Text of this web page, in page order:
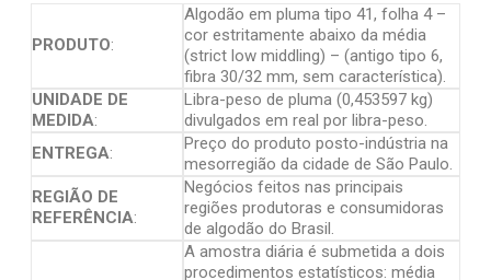
PRODUTO:
Algodão em pluma tipo 41, folha 4 –
cor estritamente abaixo da média
(strict low middling) – (antigo tipo 6,
fibra 30/32 mm, sem característica).
UNIDADE DE
MEDIDA:
Libra-peso de pluma (0,453597 kg)
divulgados em real por libra-peso.
ENTREGA:
Preço do produto posto-indústria na
mesorregião da cidade de São Paulo.
REGIÃO DE
REFERÊNCIA:
Negócios feitos nas principais
regiões produtoras e consumidoras
de algodão do Brasil.
A amostra diária é submetida a dois
procedimentos estatísticos: média